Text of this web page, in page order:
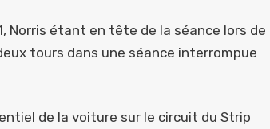
Norris étant en tête de la séance lors de
tours dans une séance interrompue
de la voiture sur le circuit du Strip